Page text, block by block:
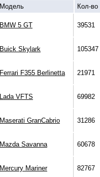
Модель Кол-во
BMW 5 GT 39531
Buick Skylark 105347
Ferrari F355 Berlinetta 21971
Lada VFTS 69982
Maserati GranCabrio 31286
Mazda Savanna 60678
Mercury Mariner 82767